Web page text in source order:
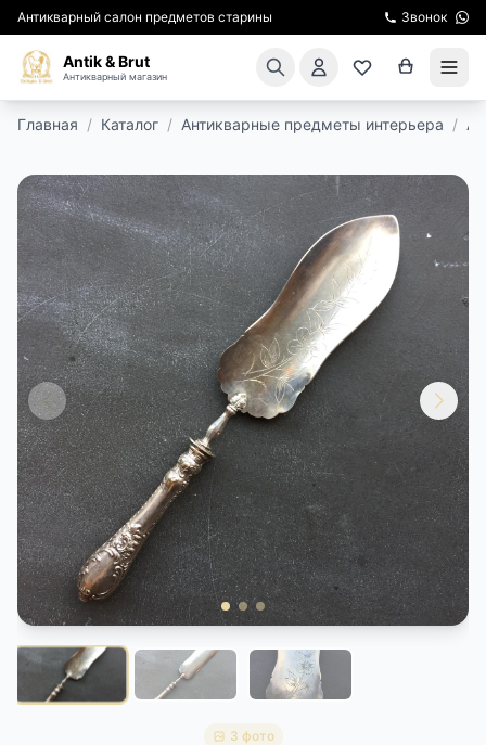
Антикварный салон предметов старины Звонок
Antik & Brut
Антикварный магазин
АРЕНДА МЕБЕЛИ
ПОДАРКИ
КИНОСЪЕМКА
ЭКСКУРСИИ
РЕСТАВРАЦИЯ
КУРСЫ ПО РЕСТАВРАЦИИ
КОНТАКТЫ
ДОСТАВКА И ОПЛАТА
Главная / Каталог / Антикварные предметы интерьера /
3 фото